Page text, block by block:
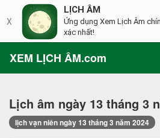
XEM LỊCH ÂM.com
Lịch âm ngày 13 tháng 3
lịch vạn niên ngày 13 tháng 3 năm 2024
X
LỊCH ÂM
Ứng dụng Xem Lịch Âm
xác nhất!